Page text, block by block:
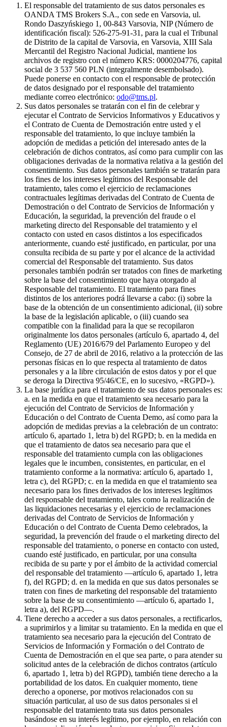
El responsable del tratamiento de sus datos personales es
OANDA TMS Brokers S.A., con sede en Varsovia, ul.
Rondo Daszyńskiego 1, 00-843 Varsovia, NIP (Número de
identificación fiscal): 526-275-91-31, para la cual el Tribunal
de Distrito de la capital de Varsovia, en Varsovia, XIII Sala
Mercantil del Registro Nacional Judicial, mantiene los
archivos de registro con el número KRS: 0000204776, capital
social de 3 537 560 PLN (integralmente desembolsado).
Puede ponerse en contacto con el responsable de protección
de datos designado por el responsable del tratamiento
mediante correo electrónico: odo@tms.pl.
Sus datos personales se tratarán con el fin de celebrar y
ejecutar el Contrato de Servicios Informativos y Educativos y
el Contrato de Cuenta de Demostración entre usted y el
responsable del tratamiento, lo que incluye también la
adopción de medidas a petición del interesado antes de la
celebración de dichos contratos, así como para cumplir con las
obligaciones derivadas de la normativa relativa a la gestión del
consentimiento. Sus datos personales también se tratarán para
los fines de los intereses legítimos del Responsable del
tratamiento, tales como el ejercicio de reclamaciones
contractuales legítimas derivadas del Contrato de Cuenta de
Demostración o del Contrato de Servicios de Información y
Educación, la seguridad, la prevención del fraude o el
marketing directo del Responsable del tratamiento y el
contacto con usted en casos distintos a los especificados
anteriormente, cuando esté justificado, en particular, por una
consulta recibida de su parte y por el alcance de la actividad
comercial del Responsable del tratamiento. Sus datos
personales también podrán ser tratados con fines de marketing
sobre la base del consentimiento que haya otorgado al
Responsable del tratamiento. El tratamiento para fines
distintos de los anteriores podrá llevarse a cabo: (i) sobre la
base de la obtención de un consentimiento adicional, (ii) sobre
la base de la legislación aplicable, o (iii) cuando sea
compatible con la finalidad para la que se recopilaron
originalmente los datos personales (artículo 6, apartado 4, del
Reglamento (UE) 2016/679 del Parlamento Europeo y del
Consejo, de 27 de abril de 2016, relativo a la protección de las
personas físicas en lo que respecta al tratamiento de datos
personales y a la libre circulación de estos datos y por el que
se deroga la Directiva 95/46/CE, en lo sucesivo, «RGPD»).
La base jurídica para el tratamiento de sus datos personales es:
a. en la medida en que el tratamiento sea necesario para la
ejecución del Contrato de Servicios de Información y
Educación o del Contrato de Cuenta Demo, así como para la
adopción de medidas previas a la celebración de un contrato:
artículo 6, apartado 1, letra b) del RGPD; b. en la medida en
que el tratamiento de datos sea necesario para que el
responsable del tratamiento cumpla con las obligaciones
legales que le incumben, consistentes, en particular, en el
tratamiento conforme a la normativa: artículo 6, apartado 1,
letra c), del RGPD; c. en la medida en que el tratamiento sea
necesario para los fines derivados de los intereses legítimos
del responsable del tratamiento, tales como la realización de
las liquidaciones necesarias y el ejercicio de reclamaciones
derivadas del Contrato de Servicios de Información y
Educación o del Contrato de Cuenta Demo celebrados, la
seguridad, la prevención del fraude o el marketing directo del
responsable del tratamiento, o ponerse en contacto con usted,
cuando esté justificado, en particular, por una consulta
recibida de su parte y por el ámbito de la actividad comercial
del responsable del tratamiento —artículo 6, apartado 1, letra
f), del RGPD; d. en la medida en que sus datos personales se
traten con fines de marketing del responsable del tratamiento
sobre la base de su consentimiento —artículo 6, apartado 1,
letra a), del RGPD—.
Tiene derecho a acceder a sus datos personales, a rectificarlos,
a suprimirlos y a limitar su tratamiento. En la medida en que el
tratamiento sea necesario para la ejecución del Contrato de
Servicios de Información y Formación o del Contrato de
Cuenta de Demostración en el que sea parte, o para atender su
solicitud antes de la celebración de dichos contratos (artículo
6, apartado 1, letra b) del RGPD), también tiene derecho a la
portabilidad de los datos. En cualquier momento, tiene
derecho a oponerse, por motivos relacionados con su
situación particular, al uso de sus datos personales si el
responsable del tratamiento trata sus datos personales
basándose en su interés legítimo, por ejemplo, en relación con